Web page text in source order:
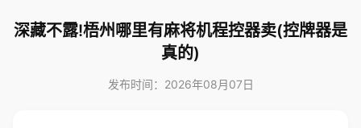
深藏不露!梧州哪里有麻将机程控器卖(控牌器是
真的)
发布时间：2026年08月07日